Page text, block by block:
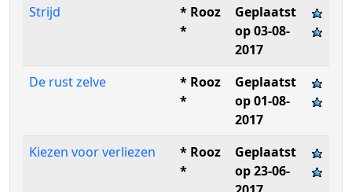
Strijd
* Rooz
*
Geplaatst
op 03-08-
2017
De rust zelve
* Rooz
*
Geplaatst
op 01-08-
2017
Kiezen voor verliezen
* Rooz
*
Geplaatst
op 23-06-